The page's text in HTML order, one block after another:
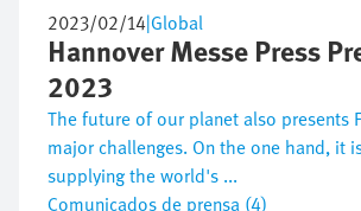
2023/02/14|Global
Hannover Messe Press
2023
The future of our planet also presents
major challenges. On the one hand, it
supplying the world's ...
Comunicados de prensa (4)